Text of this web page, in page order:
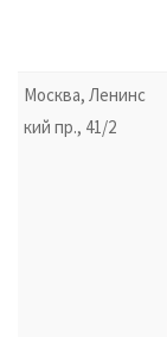
Москва, Ленинс
кий пр., 41/2